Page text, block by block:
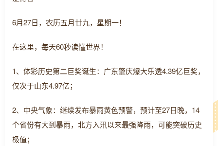
6月27日，农历五月廿九，星期一！
在这里，每天60秒读懂世界！
1、体彩历史第二巨奖诞生：广东肇庆爆大乐透4.39亿巨奖，
仅次于山东4.97亿；
2、中央气象：继续发布暴雨黄色预警，预计至27日晚，14
个省份有大到暴雨，北方入汛以来最强降雨，可能突破历史
极值；